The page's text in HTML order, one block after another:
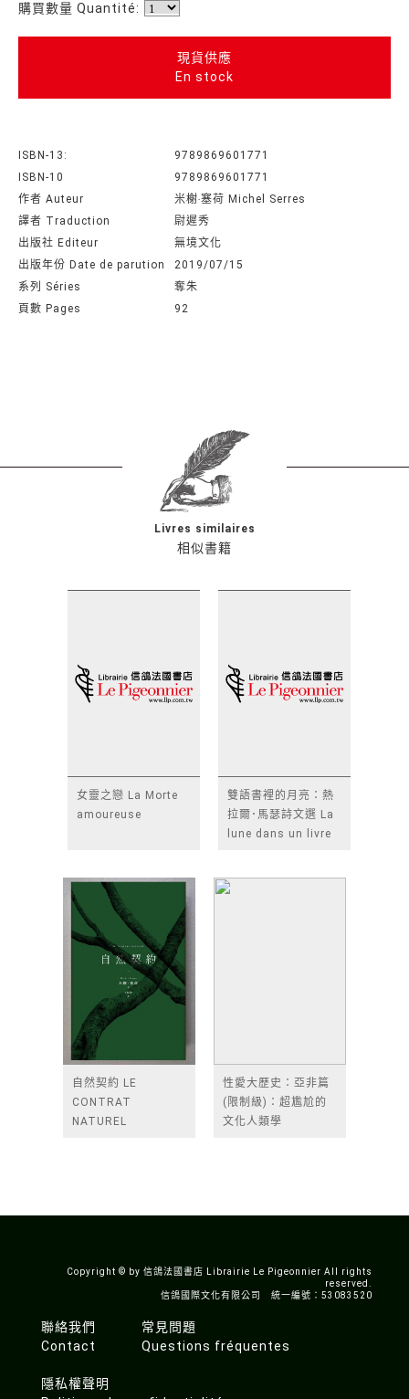
購買數量 Quantité:
現貨供應
En stock
ISBN-13:
9789869601771
ISBN-10
9789869601771
作者 Auteur
米榭‧塞荷 Michel Serres
譯者 Traduction
尉遲秀
出版社 Editeur
無境文化
出版年份 Date de parution
2019/07/15
系列 Séries
奪朱
頁數 Pages
92
相似書籍
Livres similaires
女靈之戀 La Morte
amoureuse
雙語書裡的月亮：熱
拉爾･馬瑟詩文選 La
lune dans un livre
自然契約 LE
CONTRAT
NATUREL
性愛大歷史：亞非篇
(限制級)：超尷尬的
文化人類學
Copyright © by 信鴿法國書店 Librairie Le Pigeonnier All rights
reserved.
信鴿國際文化有限公司 統一編號：53083520
聯絡我們
Contact
常見問題
Questions fréquentes
隱私權聲明